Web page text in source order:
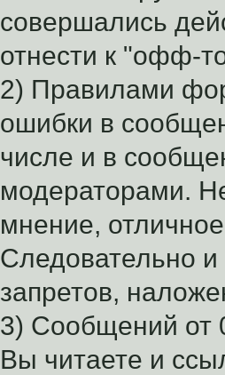
совершались
отнести к "офф-
2) Правилами
ошибки в
числе и в
модераторами.
мнение,
Следовательно и
запретов,
3) Сообщений от
Вы читаете и